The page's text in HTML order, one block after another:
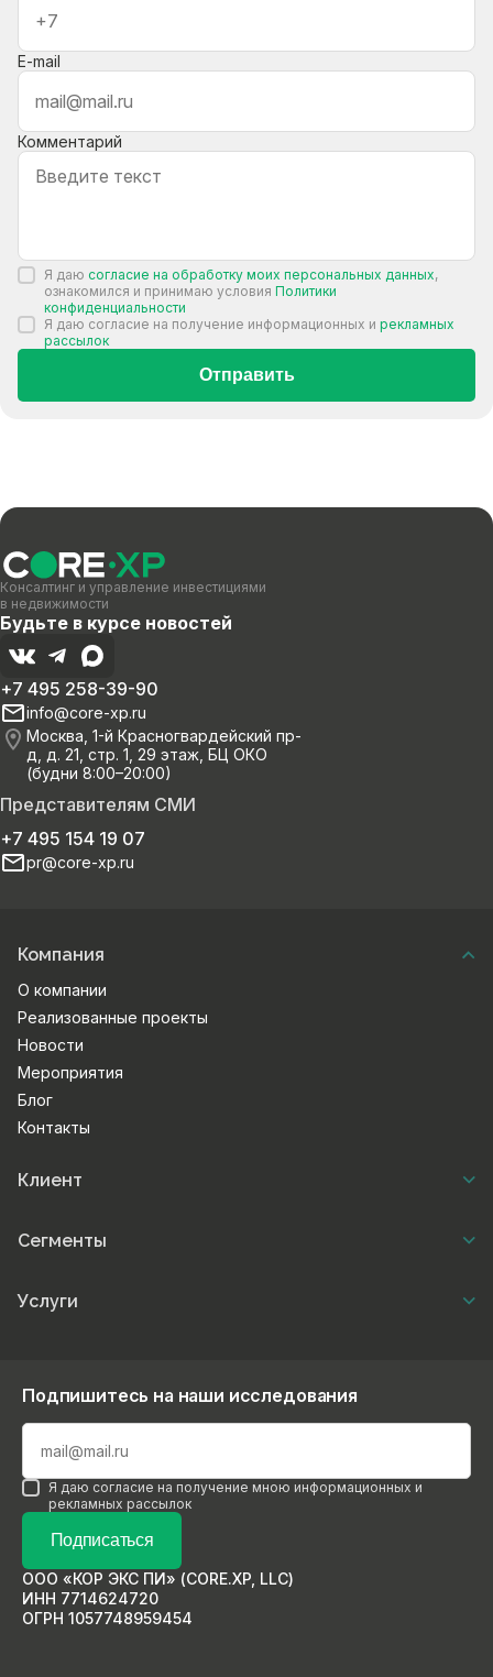
E-mail
Комментарий
Я даю согласие на обработку моих персональных данных,
ознакомился и принимаю условия Политики
конфиденциальности
Я даю согласие на получение информационных и рекламных
рассылок
Отправить
Консалтинг и управление инвестициями
в недвижимости
Будьте в курсе новостей
Представителям СМИ
+7 495 154 19 07
pr@core-xp.ru
+7 495 258-39-90
info@core-xp.ru
Москва, 1-й Красногвардейский пр-
д, д. 21, стр. 1, 29 этаж, БЦ ОКО
(будни 8:00–20:00)
Компания
О компании
Реализованные проекты
Новости
Мероприятия
Блог
Контакты
Клиент
Сегменты
Услуги
ООО «КОР ЭКС ПИ» (CORE.XP, LLC)
ИНН 7714624720
ОГРН 1057748959454
Подпишитесь на наши исследования
Подписаться
Я даю согласие на получение мною информационных и
рекламных рассылок